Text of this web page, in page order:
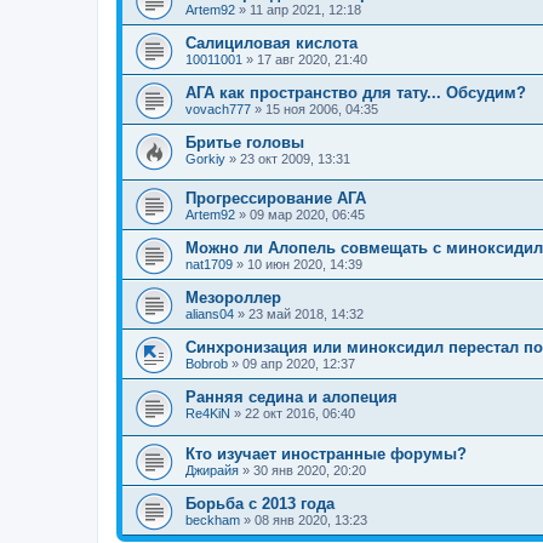
Artem92 » 11 апр 2021, 12:18
Салициловая кислота
10011001 » 17 авг 2020, 21:40
АГА как пространство для тату... Обсудим?
vovach777 » 15 ноя 2006, 04:35
Бритье головы
Gorkiy » 23 окт 2009, 13:31
Прогрессирование АГА
Artem92 » 09 мар 2020, 06:45
Можно ли Алопель совмещать с
nat1709 » 10 июн 2020, 14:39
Мезороллер
alians04 » 23 май 2018, 14:32
Синхронизация или миноксидил перестал
Bobrob » 09 апр 2020, 12:37
Ранняя седина и алопеция
Re4KiN » 22 окт 2016, 06:40
Кто изучает иностранные форумы?
Джирайя » 30 янв 2020, 20:20
Борьба с 2013 года
beckham » 08 янв 2020, 13:23